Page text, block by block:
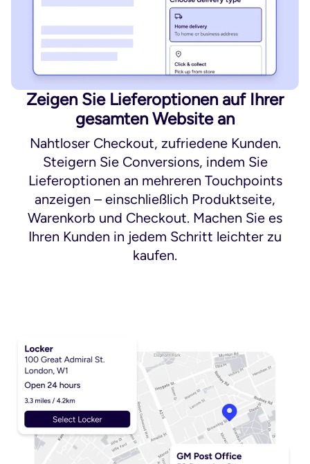
Zeigen Sie Lieferoptionen auf Ihrer
gesamten Website an
Nahtloser Checkout, zufriedene Kunden.
Steigern Sie Conversions, indem Sie
Lieferoptionen an mehreren Touchpoints
anzeigen – einschließlich Produktseite,
Warenkorb und Checkout. Machen Sie es
Ihren Kunden in jedem Schritt leichter zu
kaufen.